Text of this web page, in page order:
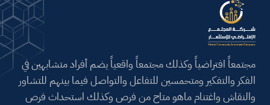
مجتمعاً افتراضياً وكذلك مجتمعاً واقعياً يضم أفراد متشابهين في
الفكر والتفكير ومتحمسين للتفاعل والتواصل فيما بينهم للتشاور
والنقاش واغتنام ماهو متاح من فرص وكذلك استحداث فرص